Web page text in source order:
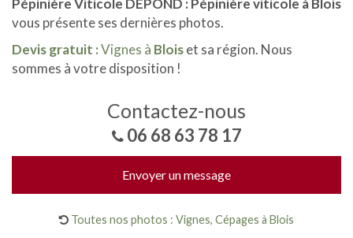
Pépinière Viticole DEPOND : Pépinière viticole à Blois
vous présente ses dernières photos.
Devis gratuit :Vignes à Bloiset sa région. Nous
sommes à votre disposition !
Contactez-nous
06 68 63 78 17
Envoyer un message
Toutes nos photos : Vignes, Cépages à Blois